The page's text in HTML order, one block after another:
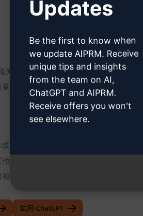
问题
的答复
学生问题的准确解答
人士解决疑惑和困惑
知识获取渠道
试用 ChatGPT
Updates
Be the first to know when
we update AIPRM. Receive
unique tips and insights
from the team on AI,
ChatGPT and AIPRM.
Receive offers you won't
see elsewhere.